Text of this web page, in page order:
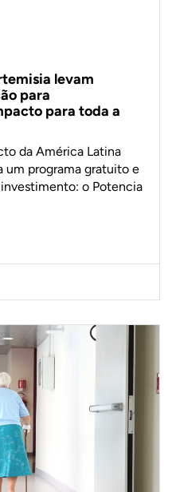
levam
para
para toda a
da América Latina
um programa gratuito e
o Potencia